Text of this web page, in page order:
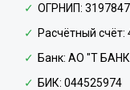
ОГРНИП:
Расчётный
Банк: АО "Т
БИК: 044525974